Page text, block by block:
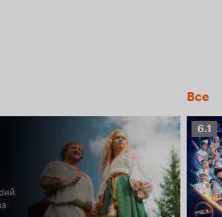
Все
6.1
6.1